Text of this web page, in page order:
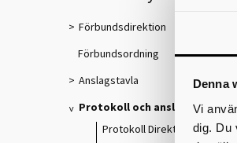
Denna
Vi
dig. Du
Förbundsdirektion
Förbundsordning
Anslagstavla
Protokoll och anslag
Protokoll Direktionen